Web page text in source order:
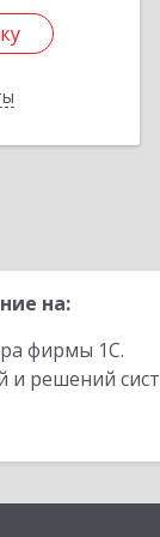
на:
фирмы 1С.
и решений